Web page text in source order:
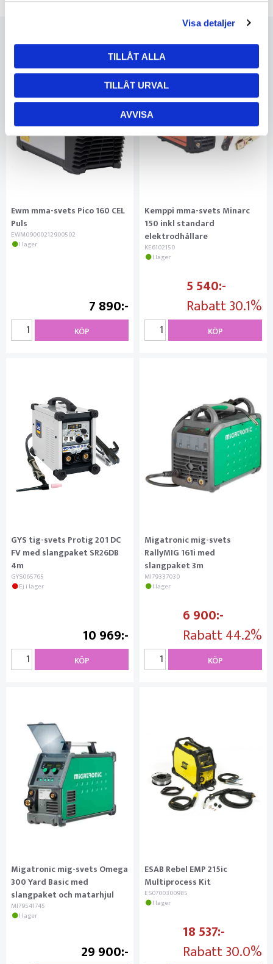
Visa detaljer
TILLÅT ALLA
TILLÅT URVAL
AVVISA
Ewm mma-svets Pico 160 CEL
Puls
EWM09000212900502
I lager
7 890
KÖP
Kemppi mma-svets Minarc
150 inkl standard
elektrodhållare
KE6102150
I lager
5 540
Rabatt30.1%
KÖP
GYS tig-svets Protig 201 DC
FV med slangpaket SR26DB
4m
GYS065765
Ej i lager
10 969
KÖP
Migatronic mig-svets
RallyMIG 161i med
slangpaket 3m
MI79337030
I lager
6 900
Rabatt44.2%
KÖP
Migatronic mig-svets Omega
300 Yard Basic med
slangpaket och matarhjul
MI79541745
I lager
29 900
ESAB Rebel EMP 215ic
Multiprocess Kit
ES0700300985
I lager
18 537
Rabatt30.0%